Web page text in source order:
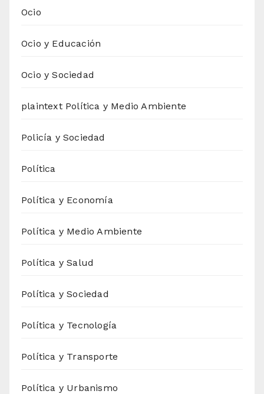
Ocio
Ocio y Educación
Ocio y Sociedad
plaintext Política y Medio Ambiente
Policía y Sociedad
Política
Política y Economía
Política y Medio Ambiente
Política y Salud
Política y Sociedad
Política y Tecnología
Política y Transporte
Política y Urbanismo